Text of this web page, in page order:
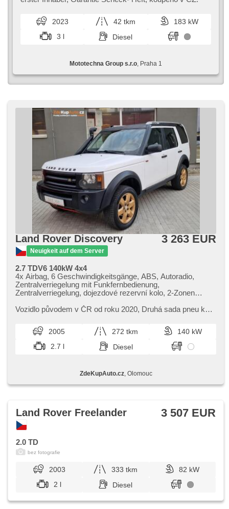
Reifendrucksensor, USB, 6x Airbag, El. einstellbare
Sitze, Uhr Spur, Servolenkung, El. Seitenscheiben,
Dachträger, Autoradio, Automatikgetriebe, Antrieb 4x4
2023 42 tkm
183 kW
3 l
Diesel
Mototechna Group s.r.o , Praha 1
Land Rover Discovery
Neuigkeit auf dem Server
3 263 EUR
2.7 TDV6 140kW 4x4
4x Airbag, 6 Geschwindigkeitsgänge, ABS, Autoradio,
Zentralverriegelung mit Funkfernbedienung,
Zentralverriegelung, dojezdové rezervní kolo, 2-Zonen
elektronická ruční brzda, hands free, Wegfahrsperre, isofix,
Lenkrad einstellbar, Scheinwerferwaschanlagen,
Bordcomputer, parkovací senzory zadní, plnohodnotné
rezervní kolo, Antrieb 4x4, Servolenkung,
Antriebsschlupfregelung (ASR), Geschwindigkeitsregelung
Stabilitätsprogramm (ESP), šnorchl, Anhängerkupplung,
Tempomat, třetí řada sedadel, Differentialsperre, uzávěrka
Vozidlo původem v ČR od roku 2020,​ Druhá sada pneu k
Vhodné do terénu
2005 272 tkm
140 kW
2.7 l
Diesel
ZdeKupAuto.cz, Olomouc
bez fotografie
Land Rover Freelander 3 507 EUR
2.0 TD
2003 333 tkm
82 kW
2 l
Diesel